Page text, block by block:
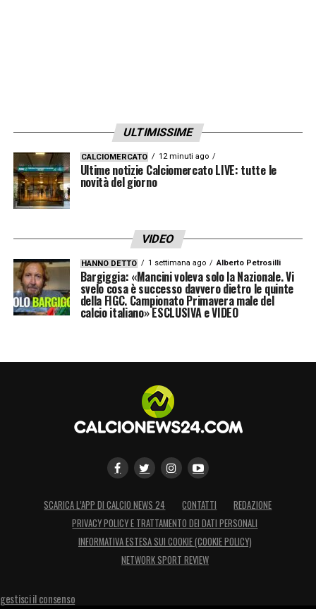
ULTIMISSIME
CALCIOMERCATO 12 minuti ago
Ultime notizie Calciomercato LIVE: tutte le
novità del giorno
VIDEO
HANNO DETTO 1 settimana ago Alberto Petrosilli
Bargiggia: «Mancini voleva solo la Nazionale. Vi
svelo cosa è successo davvero dietro le quinte
della FIGC. Campionato Primavera male del
calcio italiano» ESCLUSIVA e VIDEO
SCARICA L’APP DI CALCIO NEWS 24 CONTATTI
REDAZIONE
PRIVACY POLICY E TRATTAMENTO DEI DATI PERSONALI
INFORMATIVA ESTESA SUI COOKIE (COOKIE POLICY)
NETWORK SPORT REVIEW
gestisci il consenso